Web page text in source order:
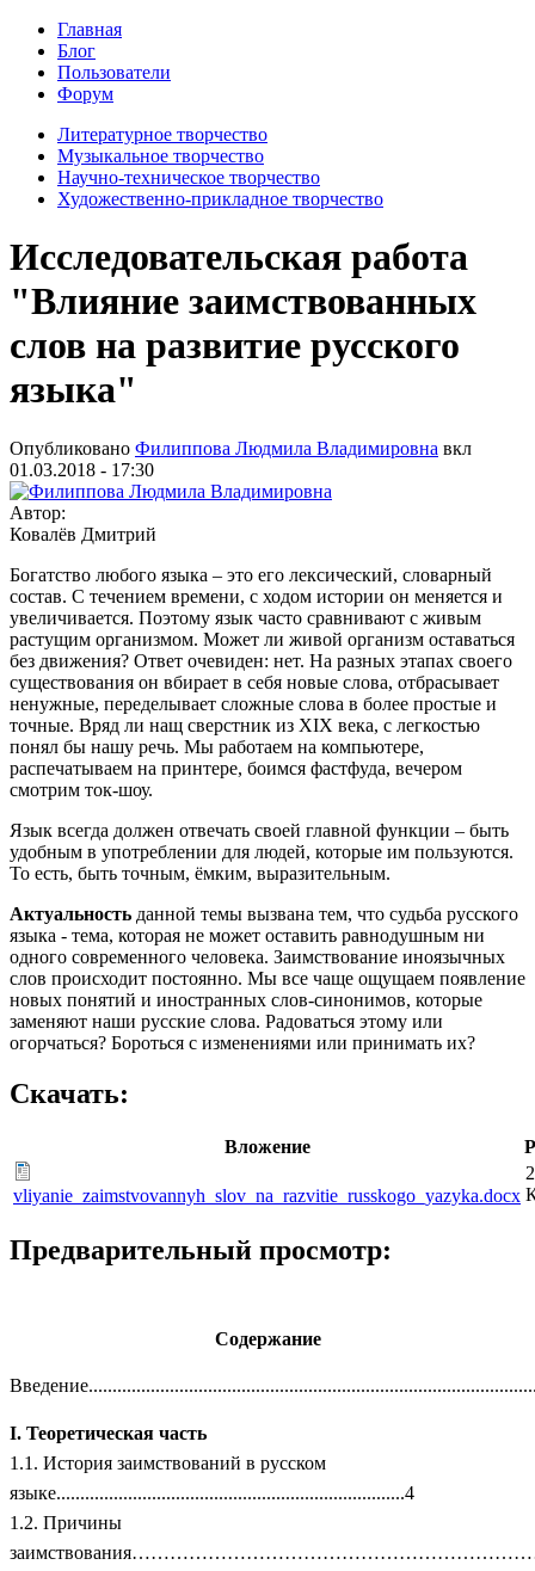
Главная
Блог
Пользователи
Форум
Литературное творчество
Музыкальное творчество
Научно-техническое творчество
Художественно-прикладное творчество
Исследовательская работа
"Влияние заимствованных
слов на развитие русского
языка"
Опубликовано Филиппова Людмила Владимировна вкл
01.03.2018 - 17:30
Автор:
Ковалёв Дмитрий
Богатство любого языка – это его лексический, словарный
состав. С течением времени, с ходом истории он меняется и
увеличивается. Поэтому язык часто сравнивают с живым
растущим организмом. Может ли живой организм оставаться
без движения? Ответ очевиден: нет. На разных этапах своего
существования он вбирает в себя новые слова, отбрасывает
ненужные, переделывает сложные слова в более простые и
точные. Вряд ли нащ сверстник из ХIХ века, с легкостью
понял бы нашу речь. Мы работаем на компьютере,
распечатываем на принтере, боимся фастфуда, вечером
смотрим ток-шоу.
Язык всегда должен отвечать своей главной функции – быть
удобным в употреблении для людей, которые им пользуются.
То есть, быть точным, ёмким, выразительным.
Актуальность данной темы вызвана тем, что судьба русского
языка - тема, которая не может оставить равнодушным ни
одного современного человека. Заимствование иноязычных
слов происходит постоянно. Мы все чаще ощущаем появление
новых понятий и иностранных слов-синонимов, которые
заменяют наши русские слова. Радоваться этому или
огорчаться? Бороться с изменениями или принимать их?
Скачать:
Вложение
vliyanie_zaimstvovannyh_slov_na_razvitie_russkogo_yazyka.docx
Предварительный просмотр:
Содержание
I. Теоретическая часть
1.1. История заимствований в русском
языке.........................................................................4
1.2. Причины